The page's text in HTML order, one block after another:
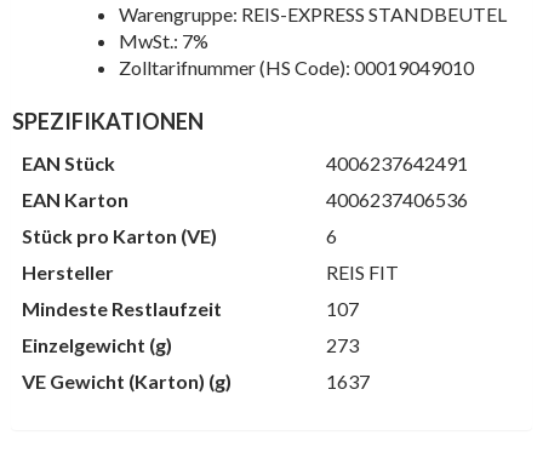
Warengruppe: REIS-EXPRESS STANDBEUTEL
MwSt.: 7%
Zolltarifnummer (HS Code): 00019049010
SPEZIFIKATIONEN
EAN Stück
4006237642491
EAN Karton
4006237406536
Stück pro Karton (VE)
6
Hersteller
REIS FIT
Mindeste Restlaufzeit
107
Einzelgewicht (g)
273
VE Gewicht (Karton) (g)
1637